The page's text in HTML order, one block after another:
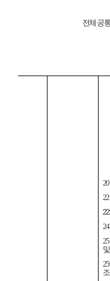
전체 공